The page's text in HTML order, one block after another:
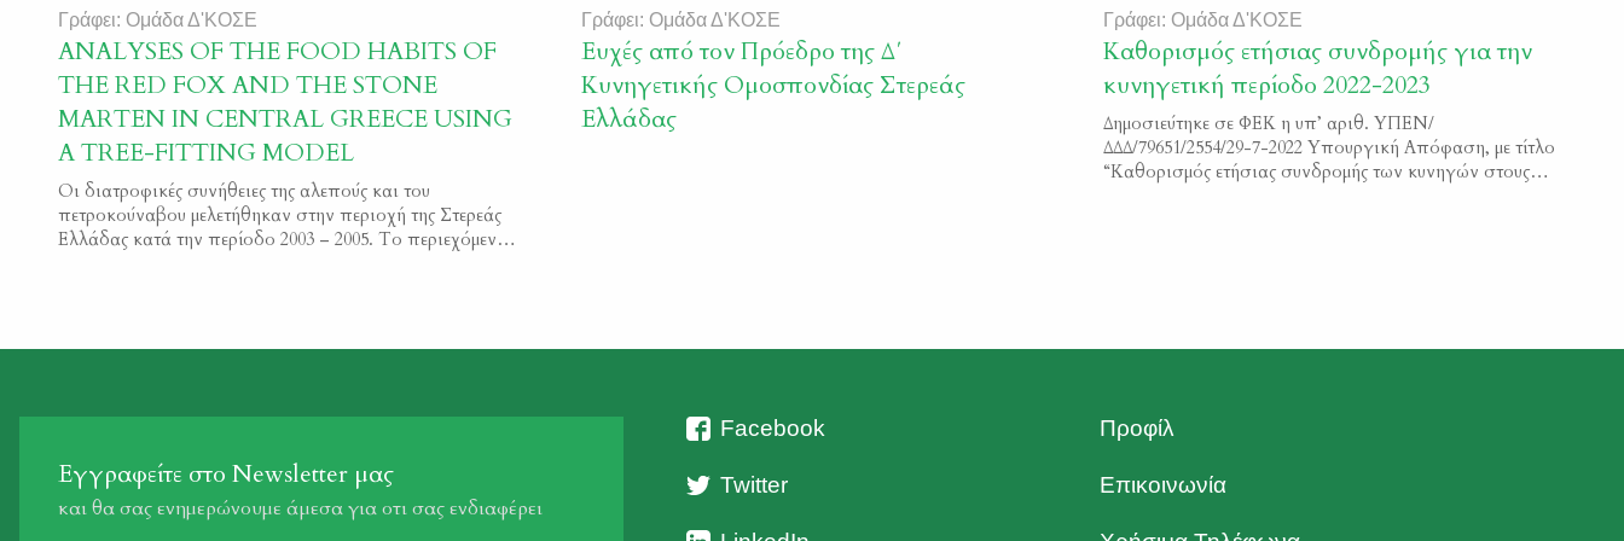
Γράφει: Ομάδα Δ'ΚΟΣΕ
ANALYSES OF THE FOOD HABITS OF
THE RED FOX AND THE STONE
MARTEN IN CENTRAL GREECE USING
A TREE-FITTING MODEL
Οι διατροφικές συνήθειες της αλεπούς και του
πετροκούναβου μελετήθηκαν στην περιοχή της Στερεάς
Ελλάδας κατά την περίοδο 2003 – 2005. Το περιεχόμενο
Γράφει: Ομάδα Δ'ΚΟΣΕ
Ευχές από τον Πρόεδρο της Δ΄
Κυνηγετικής Ομοσπονδίας Στερεάς
Ελλάδας
Γράφει: Ομάδα Δ'ΚΟΣΕ
Καθορισμός ετήσιας συνδρομής για την
κυνηγετική περίοδο 2022-2023
Δημοσιεύτηκε σε ΦΕΚ η υπ’ αριθ. ΥΠΕΝ/
ΔΔΔ/79651/2554/29-7-2022 Υπουργική Απόφαση, με τίτλο
“Καθορισμός ετήσιας συνδρομής των κυνηγών στους
Εγγραφείτε στο Newsletter μας
και θα σας ενημερώνουμε άμεσα για οτι σας ενδιαφέρει
Facebook
Twitter
Προφίλ
Επικοινωνία